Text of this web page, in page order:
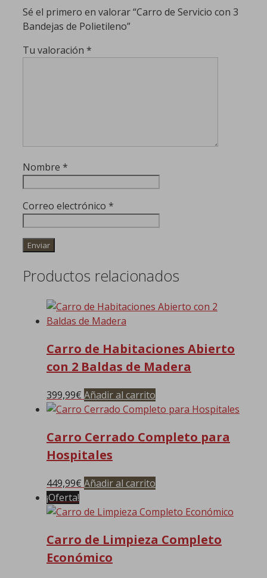
Sé el primero en valorar “Carro de Servicio con 3
Bandejas de Polietileno”
Tu valoración *
Nombre *
Correo electrónico *
Productos relacionados
Carro de Habitaciones Abierto
con 2 Baldas de Madera
399,99€ Añadir al carrito
Carro Cerrado Completo para
Hospitales
449,99€ Añadir al carrito
¡Oferta!
Carro de Limpieza Completo
Económico